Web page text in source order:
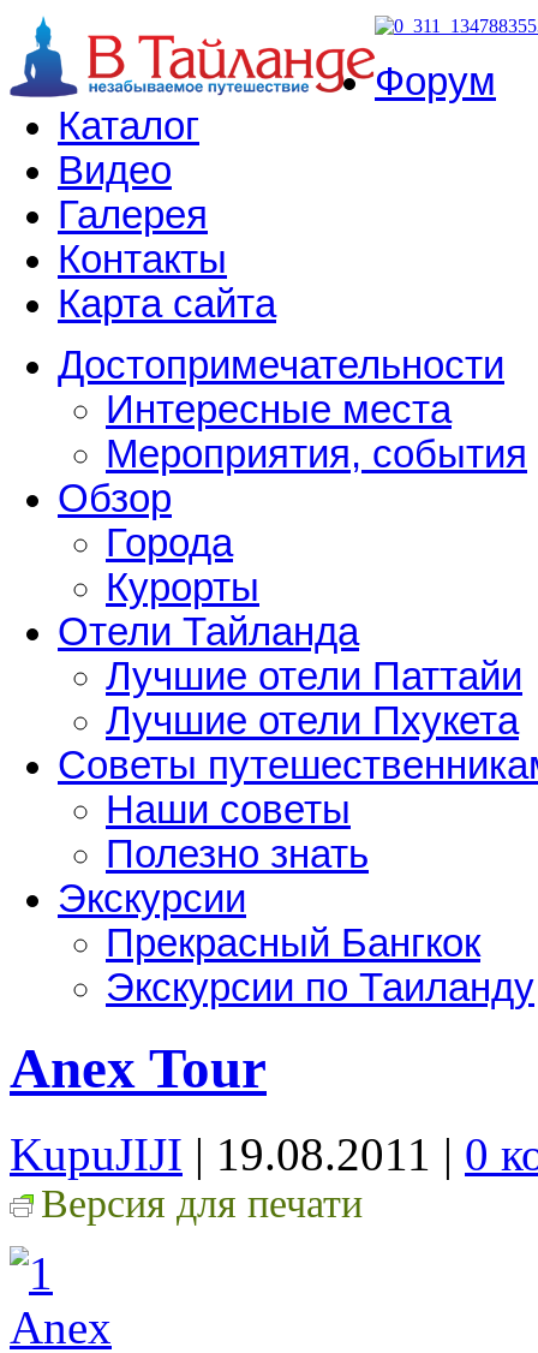
Форум
Каталог
Видео
Галерея
Контакты
Карта сайта
Достопримечательности
Интересные места
Мероприятия, события
Обзор
Города
Курорты
Отели Тайланда
Лучшие отели Паттайи
Лучшие отели Пхукета
Советы
Наши советы
Полезно знать
Экскурсии
Прекрасный Бангкок
Экскурсии по Таиланду
Anex Tour
KupuJIJI | 19.08.2011 | 0
Версия для печати